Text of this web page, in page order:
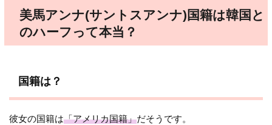
美馬アンナ(サントスアンナ)国籍は韓国と
のハーフって本当？
国籍は？
彼女の国籍は「アメリカ国籍」だそうです。